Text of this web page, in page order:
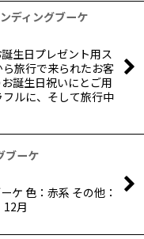
ディングブーケ
生日プレゼント用ス
旅行で来られたお客
誕生日祝いにとご用
ルに、そして旅行中
ブーケ
ケ 色：赤系 その他：
12月